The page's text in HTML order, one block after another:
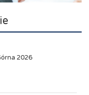
2026